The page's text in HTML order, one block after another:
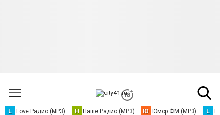
L Love Радио (MP3) Н Наше Радио (MP3) Ю Юмор ФМ (MP3) L